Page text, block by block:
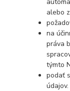
alebo
na
práva
týmto
podať
údajov.